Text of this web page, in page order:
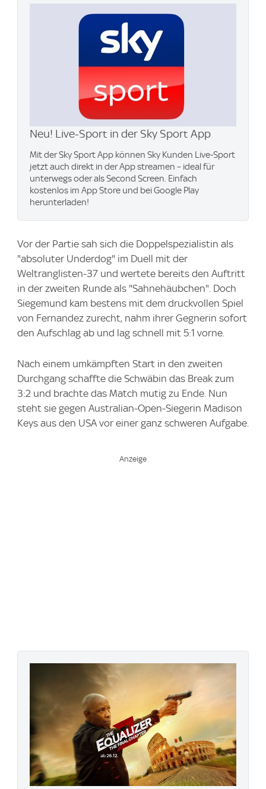
Neu! Live-Sport in der Sky Sport App
Mit der Sky Sport App können Sky Kunden Live-Sport
jetzt auch direkt in der App streamen – ideal für
unterwegs oder als Second Screen. Einfach
kostenlos im App Store und bei Google Play
herunterladen!
Vor der Partie sah sich die Doppelspezialistin als
"absoluter Underdog" im Duell mit der
Weltranglisten-37 und wertete bereits den Auftritt
in der zweiten Runde als "Sahnehäubchen". Doch
Siegemund kam bestens mit dem druckvollen Spiel
von Fernandez zurecht, nahm ihrer Gegnerin sofort
den Aufschlag ab und lag schnell mit 5:1 vorne.
Nach einem umkämpften Start in den zweiten
Durchgang schaffte die Schwäbin das Break zum
3:2 und brachte das Match mutig zu Ende. Nun
steht sie gegen Australian-Open-Siegerin Madison
Keys aus den USA vor einer ganz schweren Aufgabe.